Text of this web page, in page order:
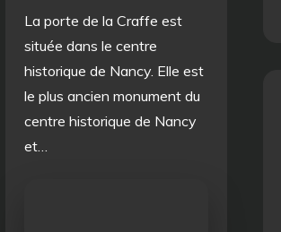
La porte de la Craffe est
située dans le centre
historique de Nancy. Elle est
le plus ancien monument du
centre historique de Nancy
et…